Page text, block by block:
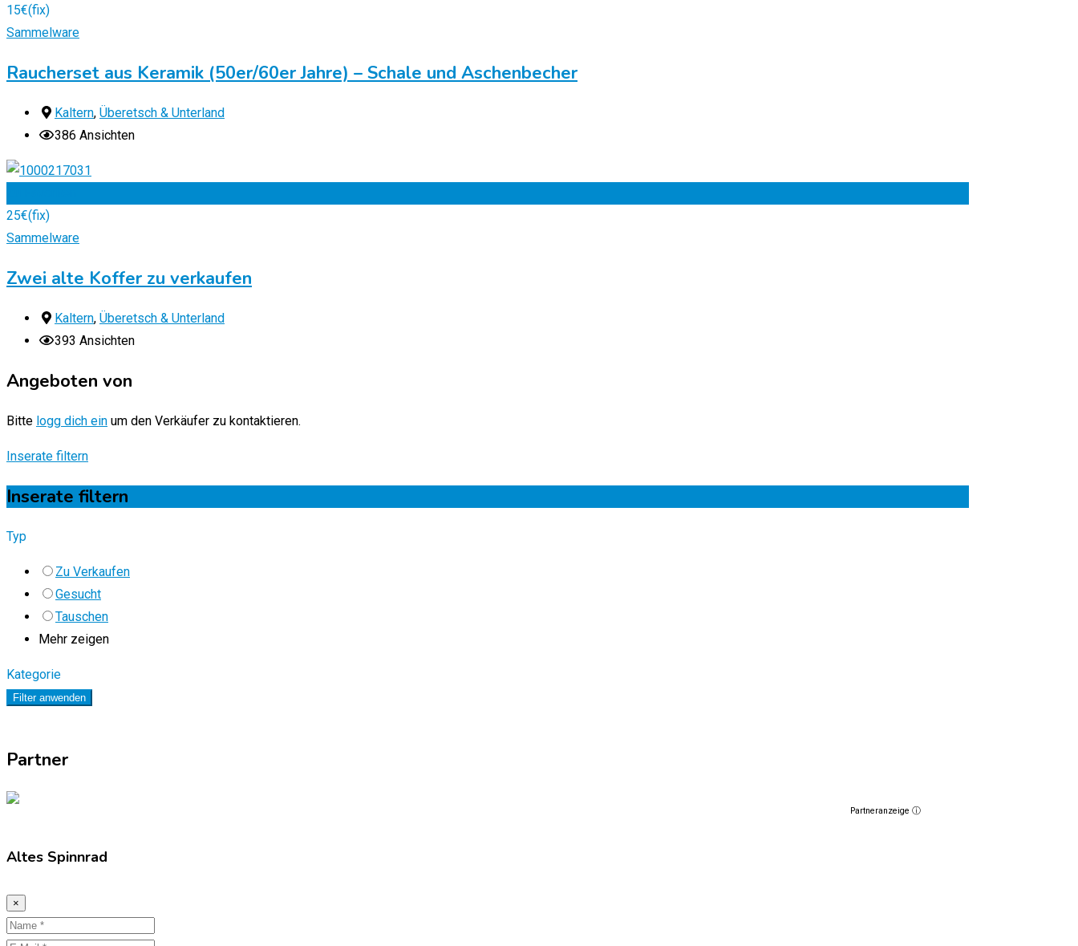
15€(fix)
Sammelware
Raucherset aus Keramik (50er/60er Jahre) – Schale und Aschenbecher
Kaltern, Überetsch & Unterland
386 Ansichten
25€(fix)
Sammelware
Zwei alte Koffer zu verkaufen
Kaltern, Überetsch & Unterland
393 Ansichten
Angeboten von
Bitte logg dich ein um den Verkäufer zu kontaktieren.
Inserate filtern
Inserate filtern
Typ
Zu Verkaufen
Gesucht
Tauschen
Mehr zeigen
Kategorie
Filter anwenden
Partner
Partneranzeige ⓘ
Altes Spinnrad
×
Name